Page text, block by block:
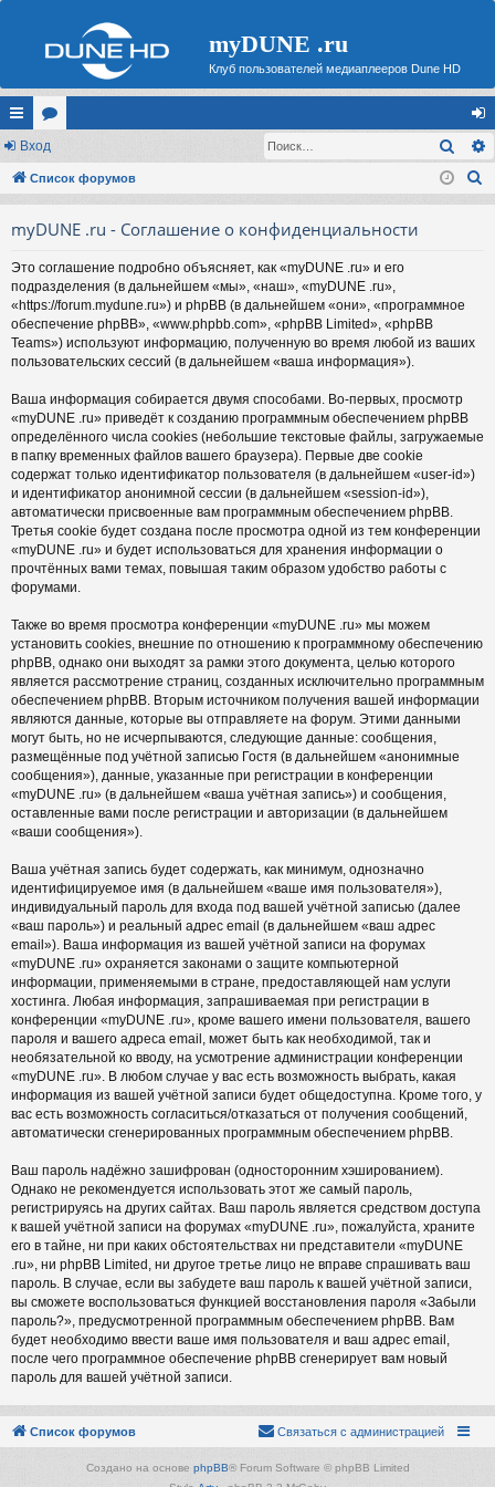
myDUNE .ru
Клуб пользователей медиаплееров Dune HD
с
ы
ор
ум
хо
д
Вход
Список форумов
myDUNE .ru - Соглашение о конфиденциальности
Это соглашение подробно объясняет, как «myDUNE .ru» и его
подразделения (в дальнейшем «мы», «наш», «myDUNE .ru»,
«https://forum.mydune.ru») и phpBB (в дальнейшем «они», «программное
обеспечение phpBB», «www.phpbb.com», «phpBB Limited», «phpBB
Teams») используют информацию, полученную во время любой из ваших
пользовательских сессий (в дальнейшем «ваша информация»).
Ваша информация собирается двумя способами. Во-первых, просмотр
«myDUNE .ru» приведёт к созданию программным обеспечением phpBB
определённого числа cookies (небольшие текстовые файлы, загружаемые
в папку временных файлов вашего браузера). Первые две cookie
содержат только идентификатор пользователя (в дальнейшем «user-id»)
и идентификатор анонимной сессии (в дальнейшем «session-id»),
автоматически присвоенные вам программным обеспечением phpBB.
Третья cookie будет создана после просмотра одной из тем конференции
«myDUNE .ru» и будет использоваться для хранения информации о
прочтённых вами темах, повышая таким образом удобство работы с
форумами.
Также во время просмотра конференции «myDUNE .ru» мы можем
установить cookies, внешние по отношению к программному обеспечению
phpBB, однако они выходят за рамки этого документа, целью которого
является рассмотрение страниц, созданных исключительно программным
обеспечением phpBB. Вторым источником получения вашей информации
являются данные, которые вы отправляете на форум. Этими данными
могут быть, но не исчерпываются, следующие данные: сообщения,
размещённые под учётной записью Гостя (в дальнейшем «анонимные
сообщения»), данные, указанные при регистрации в конференции
«myDUNE .ru» (в дальнейшем «ваша учётная запись») и сообщения,
оставленные вами после регистрации и авторизации (в дальнейшем
«ваши сообщения»).
Ваша учётная запись будет содержать, как минимум, однозначно
идентифицируемое имя (в дальнейшем «ваше имя пользователя»),
индивидуальный пароль для входа под вашей учётной записью (далее
«ваш пароль») и реальный адрес email (в дальнейшем «ваш адрес
email»). Ваша информация из вашей учётной записи на форумах
«myDUNE .ru» охраняется законами о защите компьютерной
информации, применяемыми в стране, предоставляющей нам услуги
хостинга. Любая информация, запрашиваемая при регистрации в
конференции «myDUNE .ru», кроме вашего имени пользователя, вашего
пароля и вашего адреса email, может быть как необходимой, так и
необязательной ко вводу, на усмотрение администрации конференции
«myDUNE .ru». В любом случае у вас есть возможность выбрать, какая
информация из вашей учётной записи будет общедоступна. Кроме того, у
вас есть возможность согласиться/отказаться от получения сообщений,
автоматически сгенерированных программным обеспечением phpBB.
Ваш пароль надёжно зашифрован (односторонним хэшированием).
Однако не рекомендуется использовать этот же самый пароль,
регистрируясь на других сайтах. Ваш пароль является средством доступа
к вашей учётной записи на форумах «myDUNE .ru», пожалуйста, храните
его в тайне, ни при каких обстоятельствах ни представители «myDUNE
.ru», ни phpBB Limited, ни другое третье лицо не вправе спрашивать ваш
пароль. В случае, если вы забудете ваш пароль к вашей учётной записи,
вы сможете воспользоваться функцией восстановления пароля «Забыли
пароль?», предусмотренной программным обеспечением phpBB. Вам
будет необходимо ввести ваше имя пользователя и ваш адрес email,
после чего программное обеспечение phpBB сгенерирует вам новый
пароль для вашей учётной записи.
Список форумов Связаться с администрацией
Создано на основе phpBB® Forum Software © phpBB Limited